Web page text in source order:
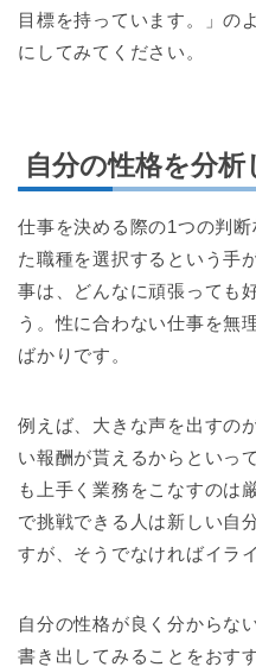
目標を持っています。」の
にしてみてください。
自分の性格を分
仕事を決める際の1つの判
た職種を選択するという手
事は、どんなに頑張っても
う。性に合わない仕事を無
ばかりです。
例えば、大きな声を出すの
い報酬が貰えるからといっ
も上手く業務をこなすのは
で挑戦できる人は新しい自
すが、そうでなければイラ
自分の性格が良く分からな
書き出してみることをおす